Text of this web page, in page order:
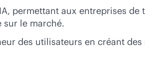
permettant aux entreprises
sur le marché.
des utilisateurs en créant